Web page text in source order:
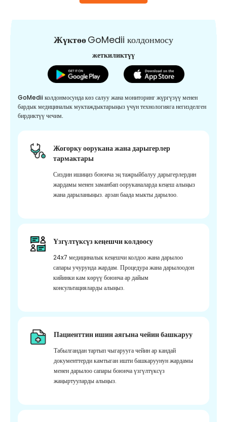
ЖүктөөGoMedii колдонмосу
жеткиликтүү
GoMedii колдонмосунда көз салуу жана мониторинг жүргүзүү менен
бардык медициналык муктаждыктарыңыз үчүн технологияга негизделген
бирдиктүү чечим.
Жогорку оорукана жана дарыгерлер
тармактары
Сиздин ишиңиз боюнча эң тажрыйбалуу дарыгерлердин
жардамы менен заманбап ооруканаларда кеңеш алыңыз
жана дарыланыңыз. арзан баада мыкты дарылоо.
Үзгүлтүксүз кеңешчи колдоосу
24x7 медициналык кеңешчи колдоо жана дарылоо
сапары учурунда жардам. Процедура жана дарылоодон
кийинки кам көрүү боюнча ар дайым
консультацияларды алыңыз.
Пациенттин ишин аягына чейин башкаруу
Табылгандан тартып чыгарууга чейин ар кандай
документтерди камтыган ишти башкаруунун жардамы
менен дарылоо сапары боюнча үзгүлтүксүз
жаңыртууларды алыңыз.